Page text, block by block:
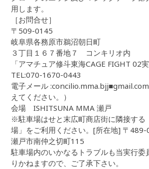
用します。
［お問合せ］
〒509-0145
岐阜県各務原市鵜沼朝日町
３丁目１６７番地７ コンキリオ内
「アマチュア修斗東海CAGE FIGHT 02
TEL:070-1670-0443
電子メール
えてください。）
会場 ISHITSUNA MMA 瀬戸
※駐車場はせと末広町商店街に隣接する
場」をご利用ください。[所在地] 〒489-
瀬戸市南仲之切町115
駐車場内のいかなるトラブルも当実行委
りかねますので、ご了承下さい。